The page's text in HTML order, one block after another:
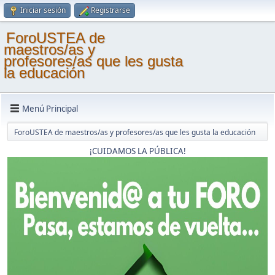
Iniciar sesión Registrarse
ForoUSTEA de
maestros/as y
profesores/as que les gusta
la educación
Menú Principal
ForoUSTEA de maestros/as y profesores/as que les gusta la educación
¡CUIDAMOS LA PÚBLICA!